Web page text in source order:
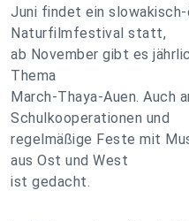
Juni findet ein
Naturfilmfestival statt,
ab November gibt es
Thema
March-Thaya-Auen. Auch
Schulkooperationen und
regelmäßige Feste mit
aus Ost und West
ist gedacht.